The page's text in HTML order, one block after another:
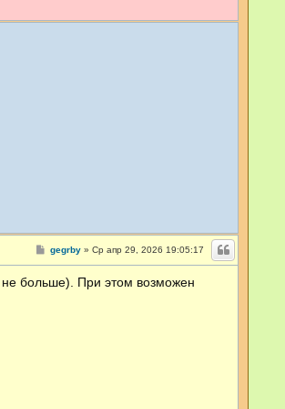
С
б
gegrby » Ср апр 29, 2026 19:05:17
больше). При этом возможен